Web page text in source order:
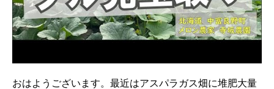
おはようございます。最近はアスパラガス畑に堆肥大量